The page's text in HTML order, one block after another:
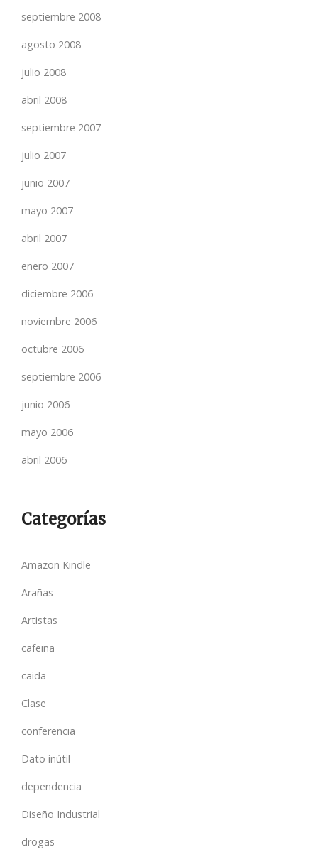
septiembre 2008
agosto 2008
julio 2008
abril 2008
septiembre 2007
julio 2007
junio 2007
mayo 2007
abril 2007
enero 2007
diciembre 2006
noviembre 2006
octubre 2006
septiembre 2006
junio 2006
mayo 2006
abril 2006
Categorías
Amazon Kindle
Arañas
Artistas
cafeina
caida
Clase
conferencia
Dato inútil
dependencia
Diseño Industrial
drogas